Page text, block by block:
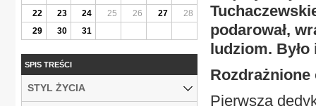
podarował,
ludziom.
Rozdrażnione
Pierwszą
22
23 24 25 26 27
28
29
30 31
SPIS TREŚCI
STYL ŻYCIA